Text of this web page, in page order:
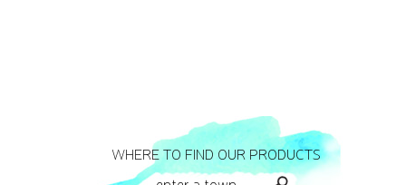
WHERE TO FIND OUR PRODUCTS